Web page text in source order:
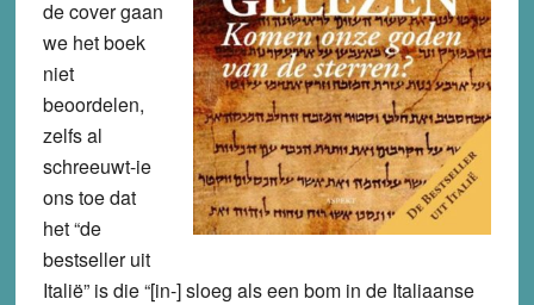
de cover gaan
we het boek
niet
beoordelen,
zelfs al
schreeuwt-ie
ons toe dat
het “de
bestseller uit
Italië” is die “[in-] sloeg als een bom in de Italiaanse